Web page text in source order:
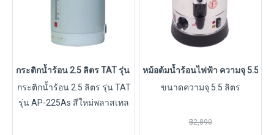
กระติกน้ำร้อน 2.5 ลิตร TAT รุ่น AP-225As สีใหม่พลาสเทล
กระติกน้ำร้อน 2.5 ลิตร รุ่น TAT
รุ่น AP-225As สีใหม่พลาสเทล
หม้อต้มน้ำร้อนไฟฟ้า ความจุ 5.5 ลิต
ขนาดความจุ 5.5 ลิตร
฿2,890